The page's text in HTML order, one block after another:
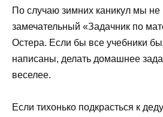
По случаю зимних каникул мы не
замечательный «Задачник по
Остера. Если бы все учебники
написаны, делать домашнее
веселее.
Если тихонько подкрасться к